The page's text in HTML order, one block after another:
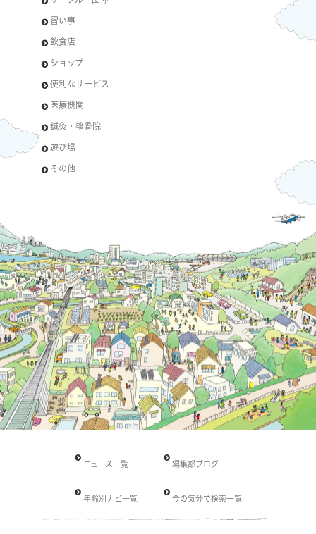
習い事
飲食店
ショップ
便利なサービス
医療機関
鍼灸・整骨院
遊び場
その他
ニュース一覧 編集部ブログ
年齢別ナビ一覧 今の気分で検索一覧